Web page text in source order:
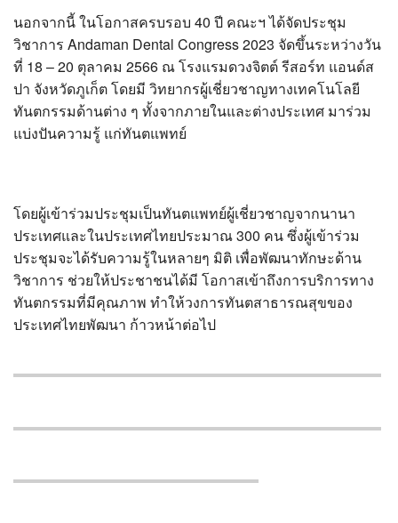
นอกจากนี้ ในโอกาสครบรอบ 40 ปี คณะฯ ได้จัดประชุม
วิชาการ Andaman Dental Congress 2023 จัดขึ้นระหว่างวัน
ที่ 18 – 20 ตุลาคม 2566 ณ โรงแรมดวงจิตต์ รีสอร์ท แอนด์ส
ปา จังหวัดภูเก็ต โดยมี วิทยากรผู้เชี่ยวชาญทางเทคโนโลยี
ทันตกรรมด้านต่าง ๆ ทั้งจากภายในและต่างประเทศ มาร่วม
แบ่งปันความรู้ แก่ทันตแพทย์
โดยผู้เข้าร่วมประชุมเป็นทันตแพทย์ผู้เชี่ยวชาญจากนานา
ประเทศและในประเทศไทยประมาณ 300 คน ซึ่งผู้เข้าร่วม
ประชุมจะได้รับความรู้ในหลายๆ มิติ เพื่อพัฒนาทักษะด้าน
วิชาการ ช่วยให้ประชาชนได้มี โอกาสเข้าถึงการบริการทาง
ทันตกรรมที่มีคุณภาพ ทำให้วงการทันตสาธารณสุขของ
ประเทศไทยพัฒนา ก้าวหน้าต่อไป